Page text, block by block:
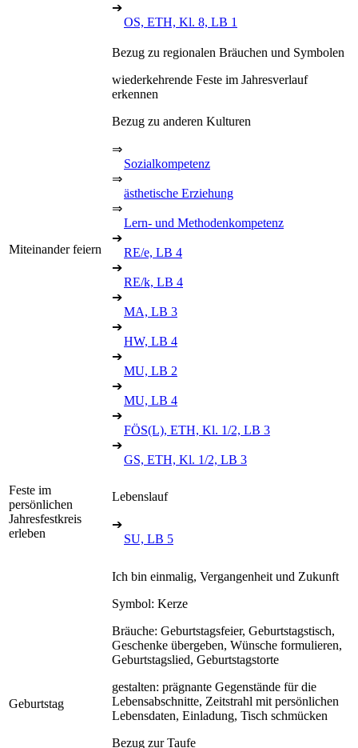
➔
OS, ETH, Kl. 8, LB 1
Miteinander feiern
Bezug zu regionalen Bräuchen und Symbolen
wiederkehrende Feste im Jahresverlauf
erkennen
Bezug zu anderen Kulturen
⇒
Sozialkompetenz
⇒
ästhetische Erziehung
⇒
Lern- und Methodenkompetenz
➔
RE/e, LB 4
➔
RE/k, LB 4
➔
MA, LB 3
➔
HW, LB 4
➔
MU, LB 2
➔
MU, LB 4
➔
FÖS(L), ETH, Kl. 1/2, LB 3
➔
GS, ETH, Kl. 1/2, LB 3
Feste im
persönlichen
Jahresfestkreis
erleben
Lebenslauf
➔
SU, LB 5
Geburtstag
Ich bin einmalig, Vergangenheit und Zukunft
Symbol: Kerze
Bräuche: Geburtstagsfeier, Geburtstagstisch,
Geschenke übergeben, Wünsche formulieren,
Geburtstagslied, Geburtstagstorte
gestalten: prägnante Gegenstände für die
Lebensabschnitte, Zeitstrahl mit persönlichen
Lebensdaten, Einladung, Tisch schmücken
Bezug zur Taufe